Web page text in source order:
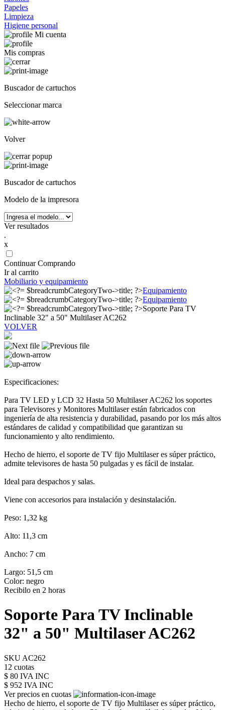
Papeles
Limpieza
Higiene personal
Mi cuenta
Mis compras
Buscador de cartuchos
Seleccionar marca
Volver
Buscador de cartuchos
Modelo de la impresora
Ver resultados
.
x
Continuar Comprando
Ir al carrito
Mobiliario y equipamiento
Equipamiento
Equipamiento
Soporte Para TV
Inclinable 32" a 50" Multilaser AC262
VOLVER
Especificaciones:
Para TV LED y LCD 32 Hasta 50 Multilaser AC262 los soportes
para Televisores y Monitores Multilaser están fabricados con
ingeniería de alta resistencia y durabilidad, pasando por los más altos
estándares de calidad y compatibilidad que garantizan su
funcionamiento y alto rendimiento.
Hecho de hierro, el soporte de TV fijo Multilaser es súper práctico,
admite televisores de hasta 50 pulgadas y es fácil de instalar.
Ideal para despachos y salas.
Viene con accesorios para instalación y desinstalación.
Peso: 1,32 kg
Alto: 11,3 cm
Ancho: 7 cm
Largo: 51,5 cm
Color: negro
Recibilo en 2 horas
Soporte Para TV Inclinable
32" a 50" Multilaser AC262
SKU AC262
12 cuotas
$ 80 IVA INC
$ 952 IVA INC
Ver precios en cuotas
Hecho de hierro, el soporte de TV fijo Multilaser es súper práctico,